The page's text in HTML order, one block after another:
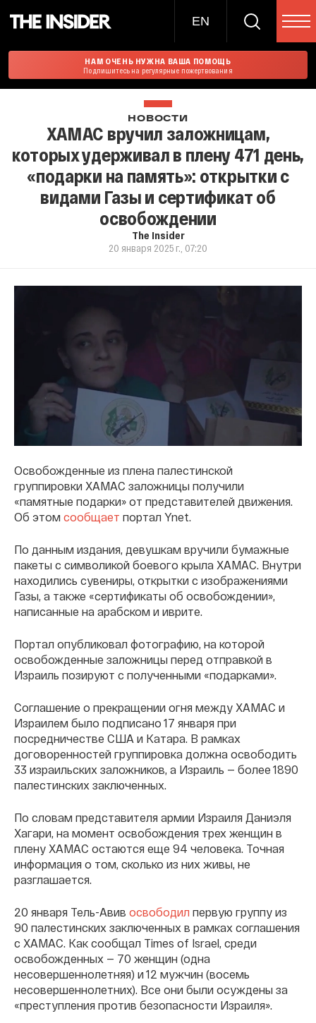
EN
НАМ ОЧЕНЬ НУЖНА ВАША ПОМОЩЬ
Подпишитесь на регулярные пожертвования
НОВОСТИ
ХАМАС вручил заложницам,
которых удерживал в плену 471 день,
«подарки на память»: открытки с
видами Газы и сертификат об
освобождении
The Insider
20 января 2025 г., 07:20
Освобожденные из плена палестинской
группировки ХАМАС заложницы получили
«памятные подарки» от представителей движения.
Об этом сообщает портал Ynet.
По данным издания, девушкам вручили бумажные
пакеты с символикой боевого крыла ХАМАС. Внутри
находились сувениры, открытки с изображениями
Газы, а также «сертификаты об освобождении»,
написанные на арабском и иврите.
Портал опубликовал фотографию, на которой
освобожденные заложницы перед отправкой в
Израиль позируют с полученными «подарками».
Соглашение о прекращении огня между ХАМАС и
Израилем было подписано 17 января при
посредничестве США и Катара. В рамках
договоренностей группировка должна освободить
33 израильских заложников, а Израиль — более 1890
палестинских заключенных.
По словам представителя армии Израиля Даниэля
Хагари, на момент освобождения трех женщин в
плену ХАМАС остаются еще 94 человека. Точная
информация о том, сколько из них живы, не
разглашается.
20 января Тель-Авив освободил первую группу из
90 палестинских заключенных в рамках соглашения
с ХАМАС. Как сообщал Times of Israel, среди
освобожденных — 70 женщин (одна
несовершеннолетняя) и 12 мужчин (восемь
несовершеннолетних). Все они были осуждены за
«преступления против безопасности Израиля».